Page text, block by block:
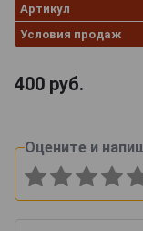
Артикул
Условия продаж
400 руб.
Оцените и